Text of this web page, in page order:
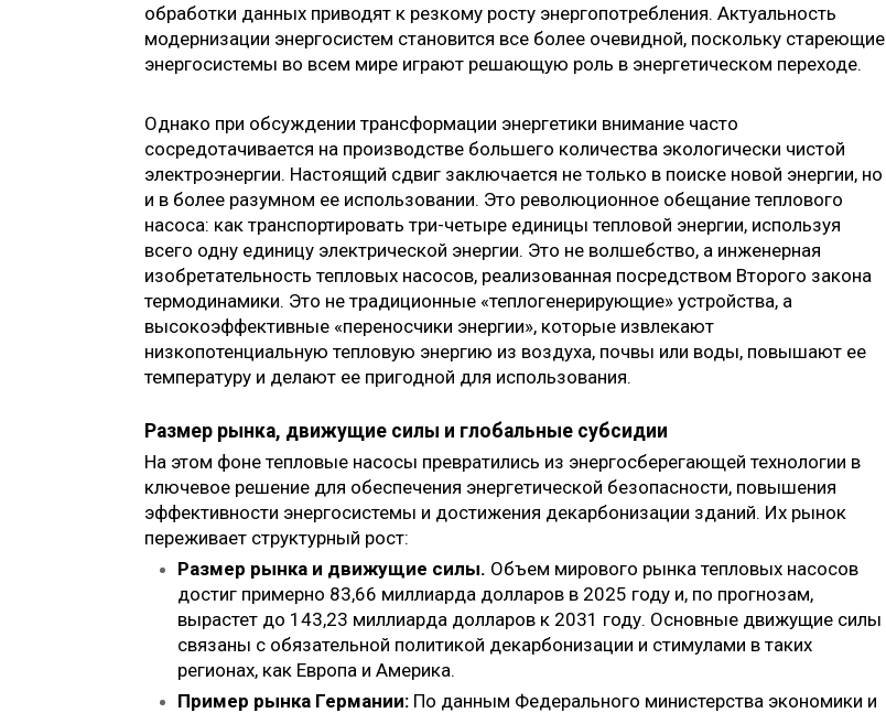
обработки данных приводят к резкому росту энергопотребления. Актуальность
модернизации энергосистем становится все более очевидной, поскольку стареющие
энергосистемы во всем мире играют решающую роль в энергетическом переходе.
Однако при обсуждении трансформации энергетики внимание часто
сосредотачивается на производстве большего количества экологически чистой
электроэнергии. Настоящий сдвиг заключается не только в поиске новой энергии, но
и в более разумном ее использовании. Это революционное обещание теплового
насоса: как транспортировать три-четыре единицы тепловой энергии, используя
всего одну единицу электрической энергии. Это не волшебство, а инженерная
изобретательность тепловых насосов, реализованная посредством Второго закона
термодинамики. Это не традиционные «теплогенерирующие» устройства, а
высокоэффективные «переносчики энергии», которые извлекают
низкопотенциальную тепловую энергию из воздуха, почвы или воды, повышают ее
температуру и делают ее пригодной для использования.
Размер рынка, движущие силы и глобальные субсидии
На этом фоне тепловые насосы превратились из энергосберегающей технологии в
ключевое решение для обеспечения энергетической безопасности, повышения
эффективности энергосистемы и достижения декарбонизации зданий. Их рынок
переживает структурный рост:
Размер рынка и движущие силы. Объем мирового рынка тепловых насосов
достиг примерно 83,66 миллиарда долларов в 2025 году и, по прогнозам,
вырастет до 143,23 миллиарда долларов к 2031 году. Основные движущие силы
связаны с обязательной политикой декарбонизации и стимулами в таких
регионах, как Европа и Америка.
Пример рынка Германии: По данным Федерального министерства экономики и